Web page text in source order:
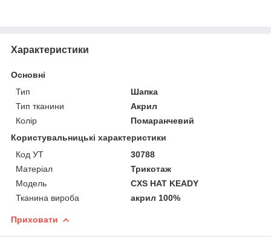
Характеристики
Основні
Тип
Шапка
Тип тканини
Акрил
Колір
Помаранчевий
Користувальницькі характеристики
Код УТ
30788
Матеріал
Трикотаж
Мoдель
CXS HAT KEADY
Тканина вироба
акрил 100%
Приховати